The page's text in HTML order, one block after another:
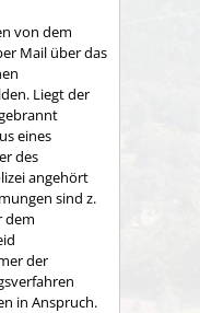
von dem
Mail über das
Liegt der
eines
des
angehört
sind z.
dem
der
in Anspruch.